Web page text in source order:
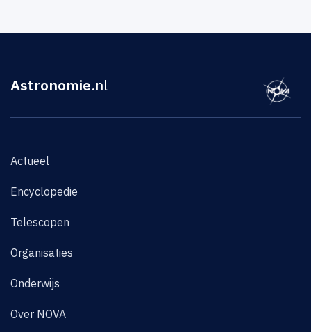
Astronomie.nl
Actueel
Encyclopedie
Telescopen
Organisaties
Onderwijs
Over NOVA